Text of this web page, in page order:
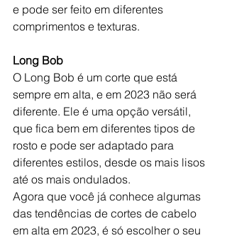
e pode ser feito em diferentes
comprimentos e texturas.
Long Bob
O Long Bob é um corte que está
sempre em alta, e em 2023 não será
diferente. Ele é uma opção versátil,
que fica bem em diferentes tipos de
rosto e pode ser adaptado para
diferentes estilos, desde os mais lisos
até os mais ondulados.
Agora que você já conhece algumas
das tendências de cortes de cabelo
em alta em 2023, é só escolher o seu